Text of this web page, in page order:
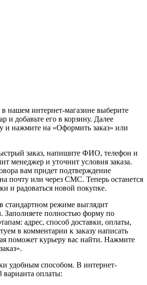
нашем интернет-магазине выберите
и добавьте его в корзину. Далее
и нажмите на «Оформить заказ» или
заказ, напишите ФИО, телефон и
менеджер и уточнит условия заказа.
вам придет подтверждение
почту или через СМС. Теперь останется
и радоваться новой покупке.
стандартном режиме выглядит
Заполняете полностью форму по
адрес, способ доставки, оплаты,
в комментарии к заказу написать
поможет курьеру вас найти. Нажмите
удобным способом. В интернет-
варианта оплаты: